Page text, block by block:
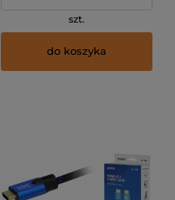
szt.
do koszyka